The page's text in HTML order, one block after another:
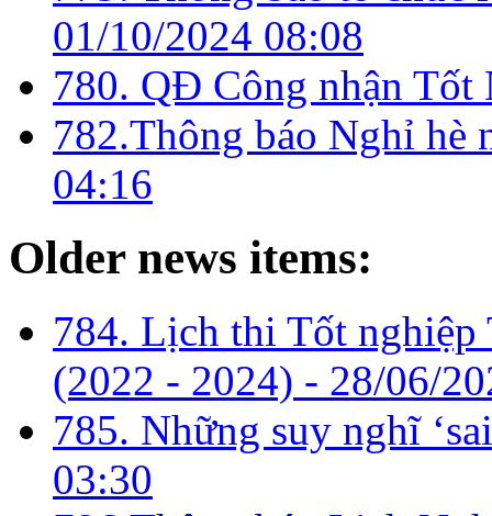
01/10/2024 08:08
780. QĐ Công nhận
782.Thông báo Nghỉ hè
04:16
Older news items:
784. Lịch thi Tốt nghiệp
(2022 - 2024) - 28/06/
785. Những suy nghĩ
03:30